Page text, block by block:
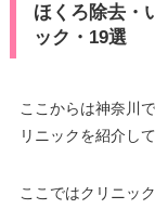
ほくろ除去・
ック・19選
ここからは神奈川
リニックを紹介し
ここではクリニッ